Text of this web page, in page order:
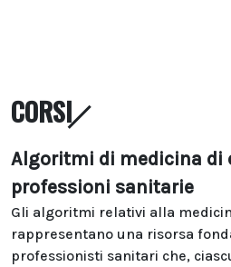
CORSI
Algoritmi di medicina di
professioni sanitarie
Gli algoritmi relativi alla
rappresentano una risorsa
professionisti sanitari che,